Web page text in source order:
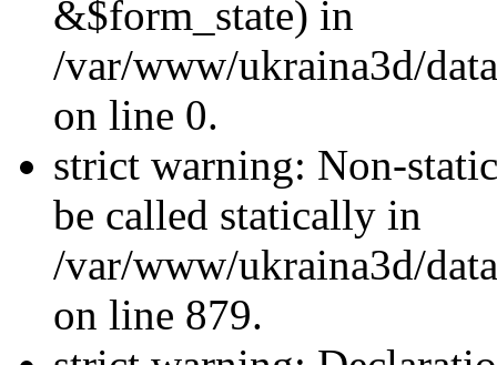
&$form_state) in
/var/www/ukraina3d/
on line 0.
strict warning: Non-
be called statically in
/var/www/ukraina3d/
on line 879.